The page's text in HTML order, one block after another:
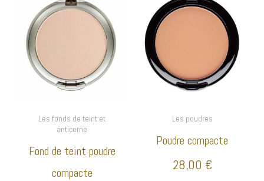
Les fonds de teint et
anticerne
Fond de teint poudre
compacte
Les poudres
Poudre compacte
28,00 €